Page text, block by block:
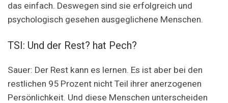
das einfach. Deswegen sind sie erfolgreich und
psychologisch gesehen ausgeglichene Menschen.
TSI: Und der Rest? hat Pech?
Sauer: Der Rest kann es lernen. Es ist aber bei den
restlichen 95 Prozent nicht Teil ihrer anerzogenen
Persönlichkeit. Und diese Menschen unterscheiden